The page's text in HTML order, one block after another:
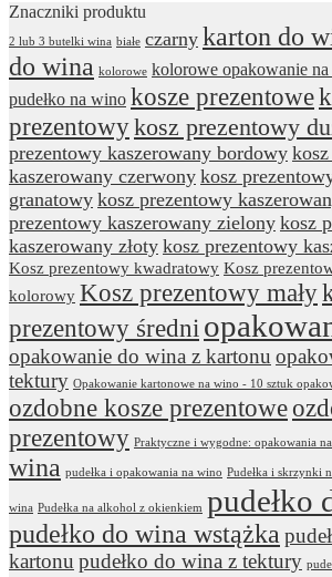
Znaczniki produktu
2 lub 3 butelki wina białe czarny karton do
do wina kolorowe kolorowe opakowanie
pudełko na wino kosze prezentowe
prezentowykosz prezentowy
prezentowy kaszerowany bordowy
kaszerowany czerwony kosz
granatowy kosz prezentowy
prezentowy kaszerowany zielony kosz
kaszerowany złoty kosz prezentowy
Kosz prezentowy kwadratowy Kosz
kolorowy Kosz prezentowy mały
prezentowy średni
opakowanie do wina z kartonu
tektury Opakowanie kartonowe na wino - 10 sztuk
ozdobne kosze prezentowe
prezentowy Praktyczne i wygodne: opakowania na
wina pudełka i opakowania na wino Pudełka i skrzynki
wina Pudełka na alkohol z okienkiem pudełko
pudełko do wina wstążka
kartonu pudełko do wina z tektury